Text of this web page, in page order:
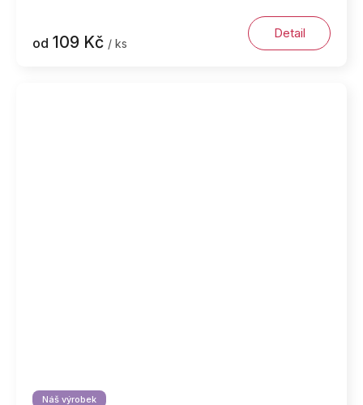
od 109 Kč / ks
Detail
Náš výrobek